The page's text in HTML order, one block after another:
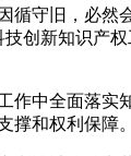
守旧，必
新知识产
中全面落
撑和权利保障。